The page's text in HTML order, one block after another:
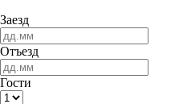
Заезд
Отъезд
Гости